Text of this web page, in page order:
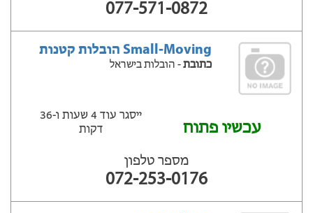
077-571-0872
Small-Moving הובלות קטנות
כתובת- הובלות בישראל
עכשיו פתוח
ייסגר עוד 4 שעות ‫ו-36
דקות
מספר טלפון
072-253-0176